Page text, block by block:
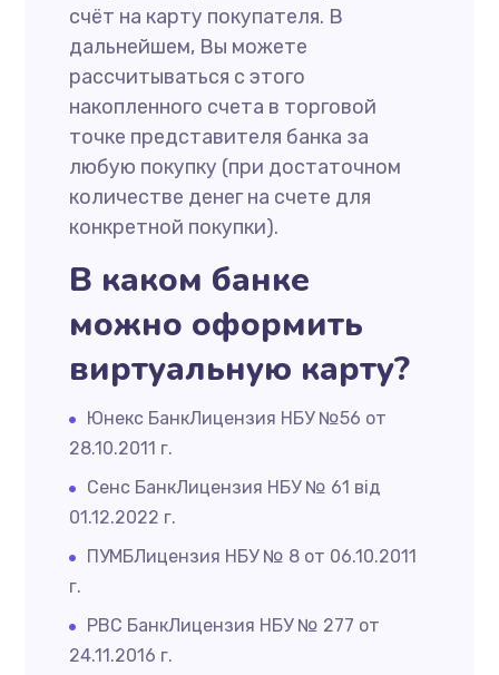
счёт на карту покупателя. В
дальнейшем, Вы можете
рассчитываться с этого
накопленного счета в торговой
точке представителя банка за
любую покупку (при достаточном
количестве денег на счете для
конкретной покупки).
В каком банке
можно оформить
виртуальную карту?
Юнекс БанкЛицензия НБУ №56 от
28.10.2011 г.
Сенс БанкЛицензия НБУ № 61 від
01.12.2022 г.
ПУМБЛицензия НБУ № 8 от 06.10.2011
г.
РВС БанкЛицензия НБУ № 277 от
24.11.2016 г.